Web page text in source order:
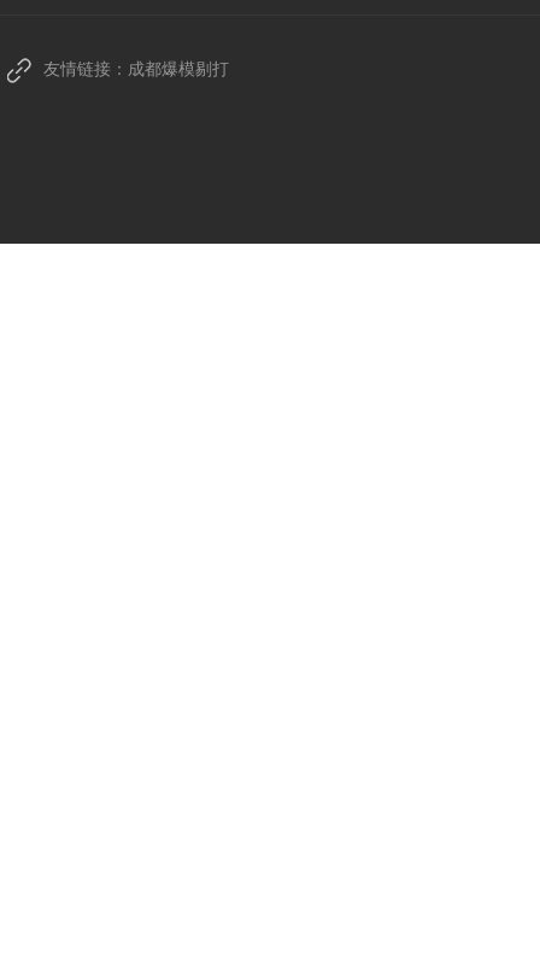
友情链接： 成都爆模剔打